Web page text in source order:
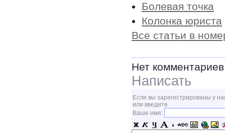
Болевая точка
Колонка юриста
Все статьи в
Нет комментариев
Написать
Если вы зарегистрированы у
или введите
Ваше имя: